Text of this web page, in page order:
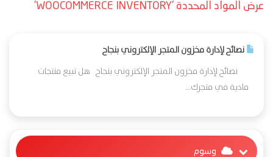
عرض المواد المحددة 'WOOCOMMERCE INVENTORY'
نصائح لإدارة مخزون المتجر الإلكتروني بنجاح
نصائح لإدارة مخزون المتجر الإلكتروني بنجاح هل تبيع منتجات
مادية في متجرك...
وسوم